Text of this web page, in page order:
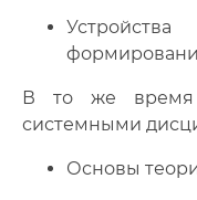
В то же время
системными
Основы